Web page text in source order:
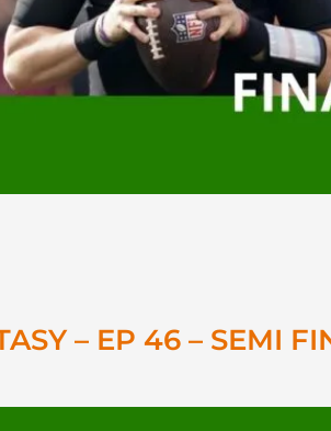
– EP 46 – SEMI